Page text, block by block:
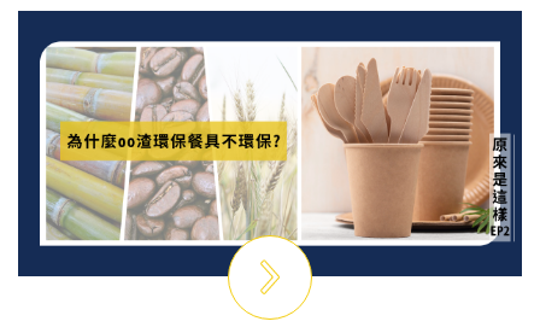
但這真的環保嗎？舉例縮小版的牙膏、牙
刷，因為小其實不太好使用，旅行回來又和
家用的重複，多數放著不再用甚至放到過
期，擱置了這個資源，實在浪費呢！
而「環保分裝」若指盥洗用品，可能就是些
小瓶器，小容器，讓人們帶著自己常用的洗
沐保養用品出門，這些小東西，很多人也就
只用這一次啊！因為人們的一次旅行被生產
出來，給人們用一次後就被丟棄，這樣真的